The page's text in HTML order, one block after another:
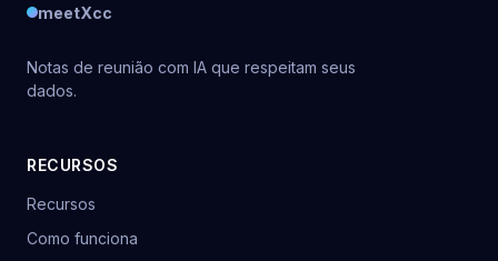
meetXcc
Notas de reunião com IA que respeitam seus
dados.
RECURSOS
Recursos
Como funciona